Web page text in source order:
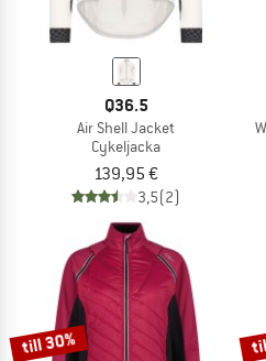
Q36.5
Air Shell Jacket
Cykeljacka
139,95 €
3,5(2)
till 30%